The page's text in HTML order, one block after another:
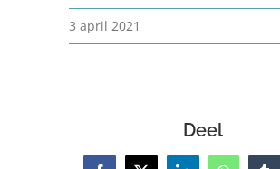
3 april 2021
Deel